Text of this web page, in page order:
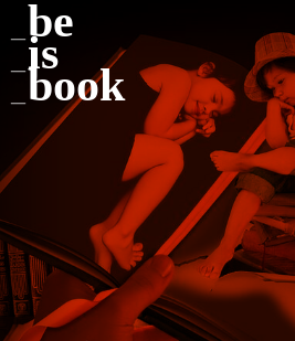
be
is
book